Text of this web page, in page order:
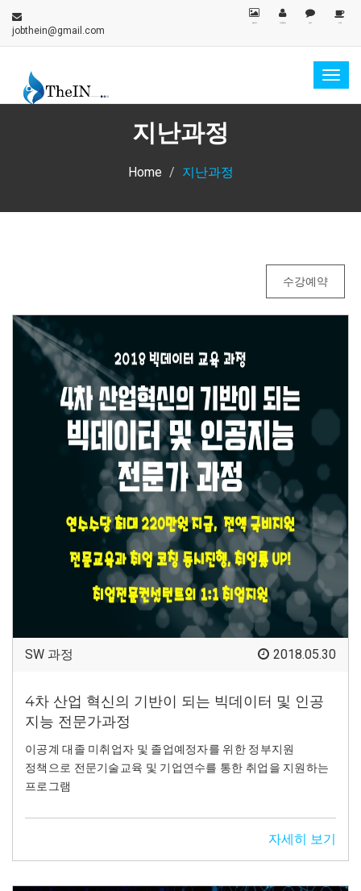
jobthein@gmail.com
지난과정
Home 지난과정
수강예약
SW 과정 2018.05.30
4차 산업 혁신의 기반이 되는 빅데이터 및 인공
지능 전문가과정
이공계 대졸 미취업자 및 졸업예정자를 위한 정부지원
정책으로 전문기술교육 및 기업연수를 통한 취업을 지원하는
프로그램
자세히 보기